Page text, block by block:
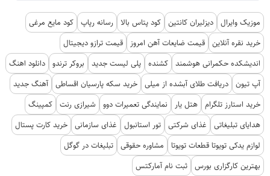
موزیک وایرال دیزلیران کانتین کود پتاس بالا رسانه رپاپ کود مایع مرغی
خرید نقره آنلاین قیمت ضایعات آهن امروز
قیمت ترازو دیجیتال
اندیشکده حکمرانی هوشمند کشنده پلی لیست جدید بروکر ترندو دانلود اهنگ
آپ تیون دریافت طلای آبشده از میلی خرید سکه پارسیان اقساطی آهنگ جدید
خرید استارز تلگرام هتل یار نمایندگی تعمیرات دوو شیرازی رنت کمپینگ
هدایای تبلیغاتی
غذای شرکتی تور استانبول غذای سازمانی خرید کارت پستال
لوازم یدکی تویوتا قطعات تویوتا
مشاوره حقوقی تبلیغات در گوگل
بهترین کارگزاری بورس ثبت نام آمارکتس